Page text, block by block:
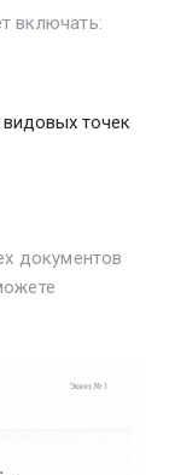
включать:
точек
документов